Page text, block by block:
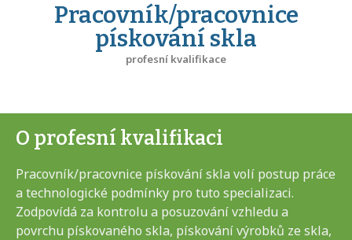
Pracovník/pracovnice
pískování skla
profesní kvalifikace
O profesní kvalifikaci
Pracovník/pracovnice pískování skla volí postup práce
a technologické podmínky pro tuto specializaci.
Zodpovídá za kontrolu a posuzování vzhledu a
povrchu pískovaného skla, pískování výrobků ze skla,